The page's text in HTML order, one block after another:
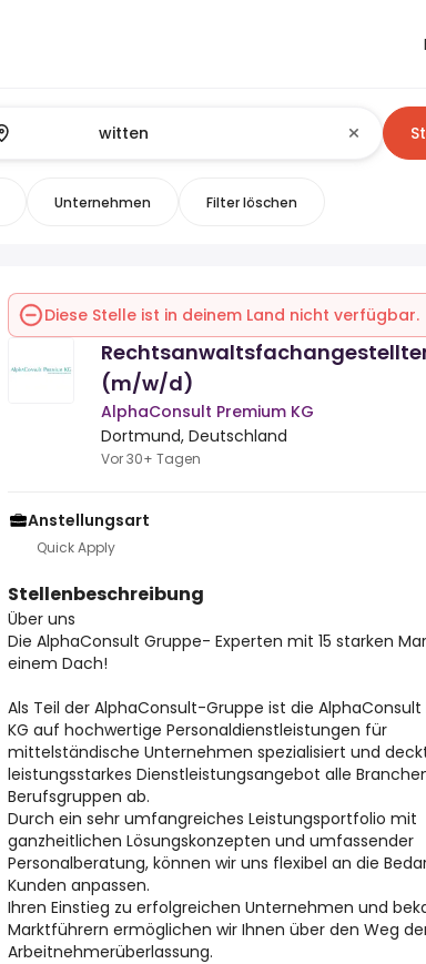
Unternehmen Filter löschen
Diese Stelle ist in deinem Land nicht verfügbar.
(m/w/d)
AlphaConsult Premium KG
Dortmund, Deutschland
Vor 30+ Tagen
Anstellungsart
Quick Apply
Stellenbeschreibung
Über uns
Die AlphaConsult Gruppe- Experten mit 15 starken
einem Dach!
Als Teil der AlphaConsult-Gruppe ist die
KG auf hochwertige Personaldienstleistungen für
mittelständische Unternehmen spezialisiert und
leistungsstarkes Dienstleistungsangebot alle
Berufsgruppen ab.
Durch ein sehr umfangreiches Leistungsportfolio mit
ganzheitlichen Lösungskonzepten und umfassender
Personalberatung, können wir uns flexibel an die
Kunden anpassen.
Ihren Einstieg zu erfolgreichen Unternehmen und
Marktführern ermöglichen wir Ihnen über den Weg
Arbeitnehmerüberlassung.